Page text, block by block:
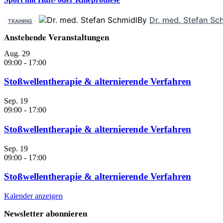
TRAINING By Dr. med. Stefan
Anstehende Veranstaltungen
Aug. 29
09:00 - 17:00
Stoßwellentherapie & alternierende Verfahren
Sep. 19
09:00 - 17:00
Stoßwellentherapie & alternierende Verfahren
Sep. 19
09:00 - 17:00
Stoßwellentherapie & alternierende Verfahren
Kalender anzeigen
Newsletter abonnieren